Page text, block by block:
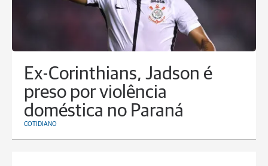
Ex-Corinthians, Jadson é
preso por violência
doméstica no Paraná
COTIDIANO